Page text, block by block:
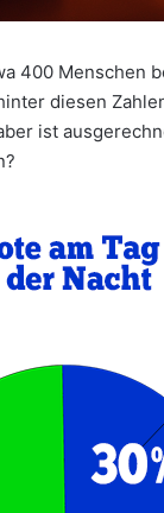
400 Menschen
diesen
ist